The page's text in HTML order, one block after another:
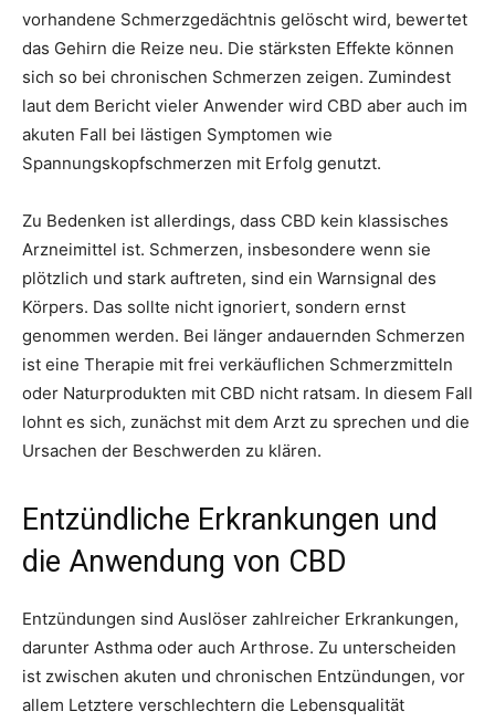
vorhandene Schmerzgedächtnis gelöscht wird, bewertet
das Gehirn die Reize neu. Die stärksten Effekte können
sich so bei chronischen Schmerzen zeigen. Zumindest
laut dem Bericht vieler Anwender wird CBD aber auch im
akuten Fall bei lästigen Symptomen wie
Spannungskopfschmerzen mit Erfolg genutzt.
Zu Bedenken ist allerdings, dass CBD kein klassisches
Arzneimittel ist. Schmerzen, insbesondere wenn sie
plötzlich und stark auftreten, sind ein Warnsignal des
Körpers. Das sollte nicht ignoriert, sondern ernst
genommen werden. Bei länger andauernden Schmerzen
ist eine Therapie mit frei verkäuflichen Schmerzmitteln
oder Naturprodukten mit CBD nicht ratsam. In diesem Fall
lohnt es sich, zunächst mit dem Arzt zu sprechen und die
Ursachen der Beschwerden zu klären.
Entzündliche Erkrankungen und
die Anwendung von CBD
Entzündungen sind Auslöser zahlreicher Erkrankungen,
darunter Asthma oder auch Arthrose. Zu unterscheiden
ist zwischen akuten und chronischen Entzündungen, vor
allem Letztere verschlechtern die Lebensqualität